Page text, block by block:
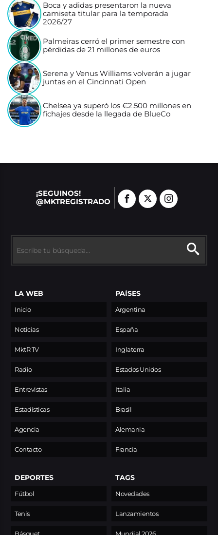
Boca y adidas presentaron la nueva
camiseta titular para la temporada
2026/27
Palmeiras cerró el primer semestre con
pérdidas de 21 millones de euros
Serena y Venus Williams volverán a jugar
juntas en el Cincinnati Open
Chelsea ya superó los €2.500 millones en
fichajes desde la llegada de BlueCo
¡SEGUINOS!
@MKTREGISTRADO
LA WEB
Inicio
Noticias
MktR TV
Radio
Entrevistas
Estadísticas
Agencia
Contacto
PAÍSES
Argentina
España
Inglaterra
Estados Unidos
Italia
Brasil
Alemania
Francia
DEPORTES
Fútbol
Tenis
TAGS
Novedades
Lanzamientos